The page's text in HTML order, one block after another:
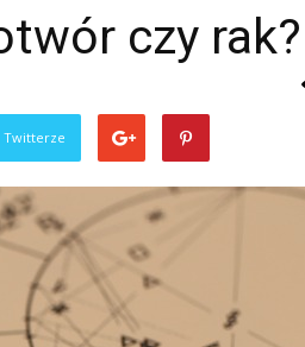
czy rak?
Twitterze